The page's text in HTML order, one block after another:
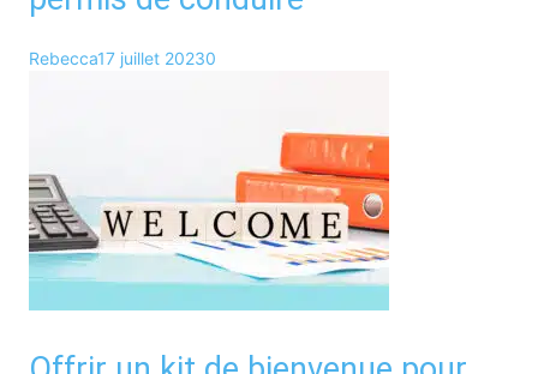
Rebecca17 juillet 20230